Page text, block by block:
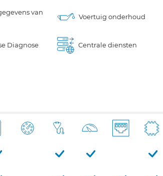
van
Voertuig onderhoud
Diagnose Centrale diensten